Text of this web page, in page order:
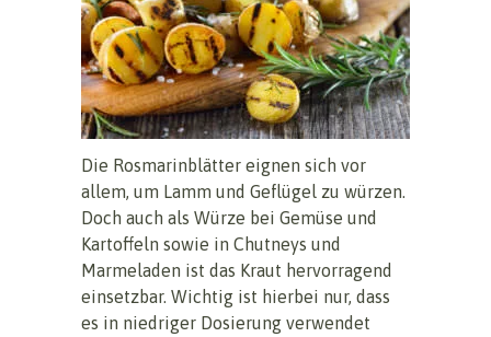
Die Rosmarinblätter eignen sich vor
allem, um Lamm und Geflügel zu würzen.
Doch auch als Würze bei Gemüse und
Kartoffeln sowie in Chutneys und
Marmeladen ist das Kraut hervorragend
einsetzbar. Wichtig ist hierbei nur, dass
es in niedriger Dosierung verwendet